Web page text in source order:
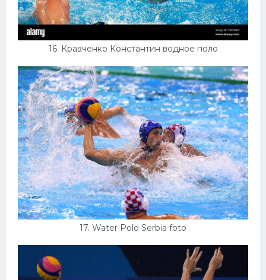
16. Кравченко Константин водное поло
17. Water Polo Serbia foto